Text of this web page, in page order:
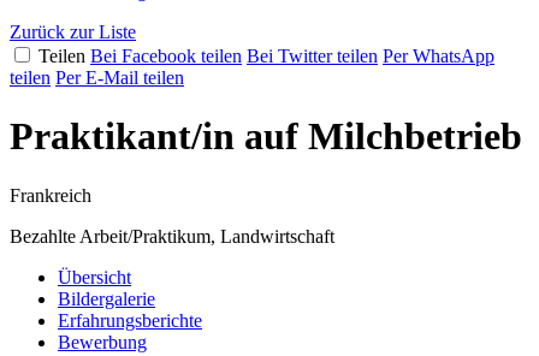
Zurück zur Liste
Teilen Bei Facebook teilen Bei Twitter teilen Per WhatsApp
teilen Per E-Mail teilen
Praktikant/in auf Milchbetrieb
Frankreich
Bezahlte Arbeit/Praktikum, Landwirtschaft
Übersicht
Bildergalerie
Erfahrungsberichte
Bewerbung